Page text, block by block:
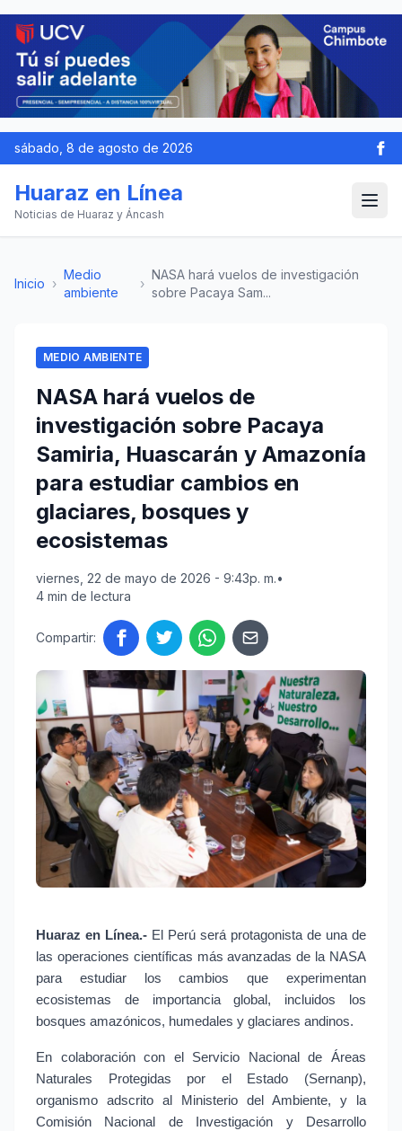
sábado, 8 de agosto de 2026
Huaraz en Línea
Noticias de Huaraz y Áncash
Inicio ›
Medio
ambiente
›
NASA hará vuelos de investigación
sobre Pacaya Sam...
MEDIO AMBIENTE
NASA hará vuelos de
investigación sobre Pacaya
Samiria, Huascarán y Amazonía
para estudiar cambios en
glaciares, bosques y
ecosistemas
viernes, 22 de mayo de 2026 - 9:43p. m.•
4 min de lectura
Compartir:
Huaraz en Línea.- El Perú será protagonista de una de
las operaciones científicas más avanzadas de la NASA
para estudiar los cambios que experimentan
ecosistemas de importancia global, incluidos los
bosques amazónicos, humedales y glaciares andinos.
En colaboración con el Servicio Nacional de Áreas
Naturales Protegidas por el Estado (Sernanp),
organismo adscrito al Ministerio del Ambiente, y la
Comisión Nacional de Investigación y Desarrollo